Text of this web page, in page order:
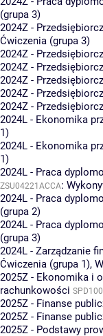
(grupa 3)
2024Z -
Ćwiczenia (grupa 3)
2024Z -
2024Z -
2024Z -
2024Z -
2024Z -
2024L - Ekonomika
1)
2024L - Ekonomika
1)
2024L - Praca
ZSU04221ACCA:
2024L - Praca
(grupa 2)
2024L - Praca
(grupa 3)
2024L - Zarządzanie
Ćwiczenia (grupa 1),
2025Z - Ekonomika i
rachunkowości
2025Z - Finanse
2025Z - Finanse
2025Z - Podstawy